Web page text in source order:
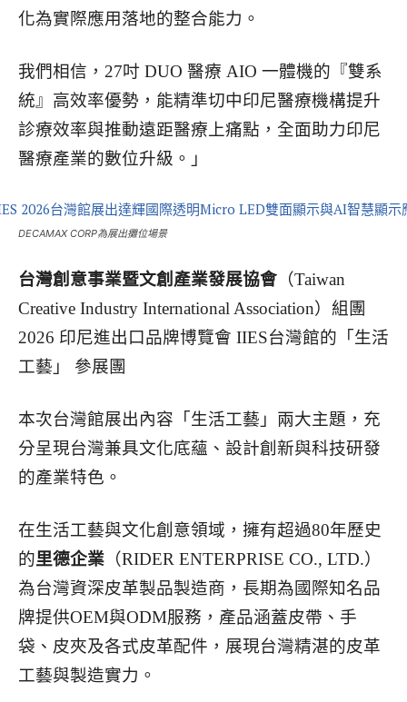
化為實際應用落地的整合能力。
我們相信，27吋 DUO 醫療 AIO 一體機的『雙系
統』高效率優勢，能精準切中印尼醫療機構提升
診療效率與推動遠距醫療上痛點，全面助力印尼
醫療產業的數位升級。」
DECAMAX CORP為展出攤位場景
台灣創意事業暨文創產業發展協會 （Taiwan
Creative Industry International Association） 組團
2026 印尼進出口品牌博覽會 IIES台灣館的「生活
工藝」 參展團
本次台灣館展出內容「生活工藝」兩大主題，充
分呈現台灣兼具文化底蘊、設計創新與科技研發
的產業特色。
在生活工藝與文化創意領域，擁有超過80年歷史
的里德企業 （RIDER ENTERPRISE CO., LTD.）
為台灣資深皮革製品製造商，長期為國際知名品
牌提供OEM與ODM服務，產品涵蓋皮帶、手
袋、皮夾及各式皮革配件，展現台灣精湛的皮革
工藝與製造實力。